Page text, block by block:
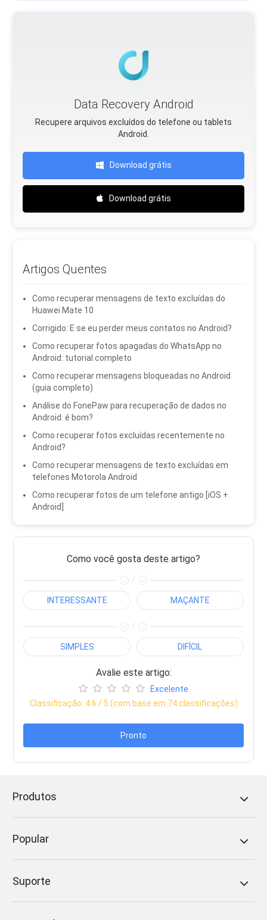
Data Recovery Android
Recupere arquivos excluídos do telefone ou tablets
Android.
Download grátis
Download grátis
Artigos Quentes
Como recuperar mensagens de texto excluídas do
Huawei Mate 10
Corrigido: E se eu perder meus contatos no Android?
Como recuperar fotos apagadas do WhatsApp no ​​
Android: tutorial completo
Como recuperar mensagens bloqueadas no Android
(guia completo)
Análise do FonePaw para recuperação de dados no
Android: é bom?
Como recuperar fotos excluídas recentemente no
Android?
Como recuperar mensagens de texto excluídas em
telefones Motorola Android
Como recuperar fotos de um telefone antigo [iOS +
Android]
Como você gosta deste artigo?
/
INTERESSANTE MAÇANTE
/
SIMPLES DIFÍCIL
Avalie este artigo:
Excelente
Classificação: 4.6 / 5 (com base em 74classificações)
Pronto
Produtos
Popular
Suporte